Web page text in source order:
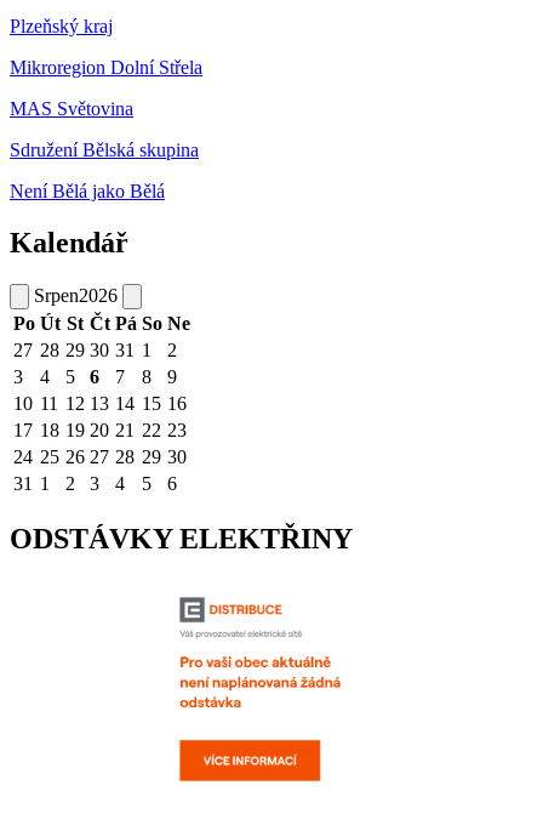
Plzeňský kraj
Mikroregion Dolní Střela
MAS Světovina
Sdružení Bělská skupina
Není Bělá jako Bělá
Kalendář
Srpen2026
Po Út St Čt Pá So Ne
27 28 29 30 31 1
2
3
4 5 6 7 8
9
10 11 12 13 14 15 16
17 18 19 20 21 22 23
24 25 26 27 28 29 30
31 1 2 3 4 5 6
ODSTÁVKY ELEKTŘINY